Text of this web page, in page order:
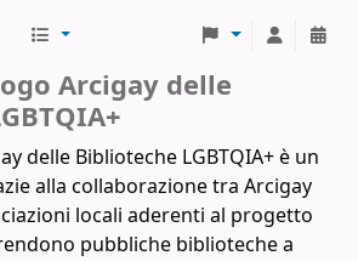
Arcigay delle
delle Biblioteche LGBTQIA+ è un
alla collaborazione tra Arcigay
locali aderenti al progetto
pubbliche biblioteche a